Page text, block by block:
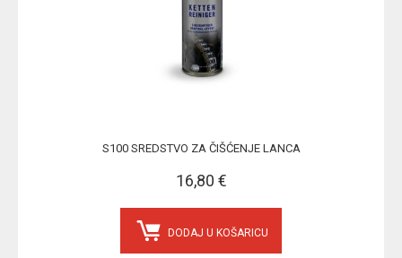
S100 SREDSTVO ZA ČIŠĆENJE LANCA
16,80 €
DODAJ U KOŠARICU